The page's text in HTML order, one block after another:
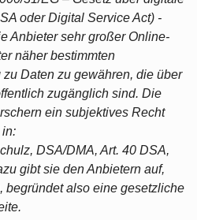
oder Digital Service Act) -
Anbieter sehr großer Online-
näher bestimmten
Daten zu gewähren, die über
zugänglich sind. Die
ein subjektives Recht
in:
DSA/DMA, Art. 40 DSA,
gibt sie den Anbietern auf,
begründet also eine gesetzliche